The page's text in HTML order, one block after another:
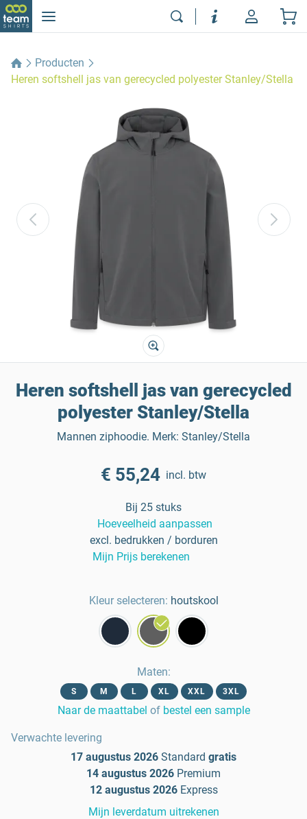
Producten
Heren softshell jas van gerecycled polyester Stanley/Stella
Heren softshell jas van gerecycled
polyester Stanley/Stella
Mannen ziphoodie. Merk: Stanley/Stella
€ 55,24 incl. btw
Bij 25 stuks
Hoeveelheid aanpassen
excl. bedrukken / borduren
Mijn Prijs berekenen
Kleur selecteren: houtskool
Maten:
S M L XL XXL 3XL
Naar de maattabel of bestel een sample
Verwachte levering
17 augustus 2026 Standard gratis
14 augustus 2026 Premium
12 augustus 2026 Express
Mijn leverdatum uitrekenen